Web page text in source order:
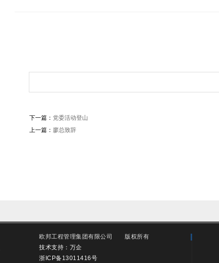
下一篇： 党委活动登山
上一篇： 廖总致辞
欧邦工程管理集团有限公司
版权所有
技术支持：万企
浙ICP备13011416号